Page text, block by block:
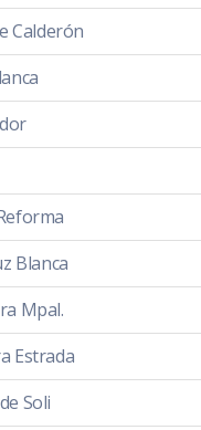
Calderón
Blanca
Mpal.
Estrada
Soli